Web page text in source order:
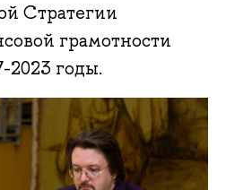
Стратегии
грамотности
2023 годы.